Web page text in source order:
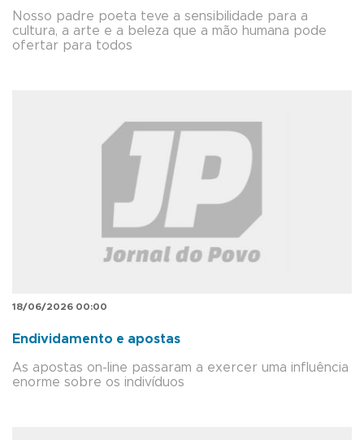
Nosso padre poeta teve a sensibilidade para a
cultura, a arte e a beleza que a mão humana pode
ofertar para todos
18/06/2026 00:00
Endividamento e apostas
As apostas on-line passaram a exercer uma influência
enorme sobre os indivíduos